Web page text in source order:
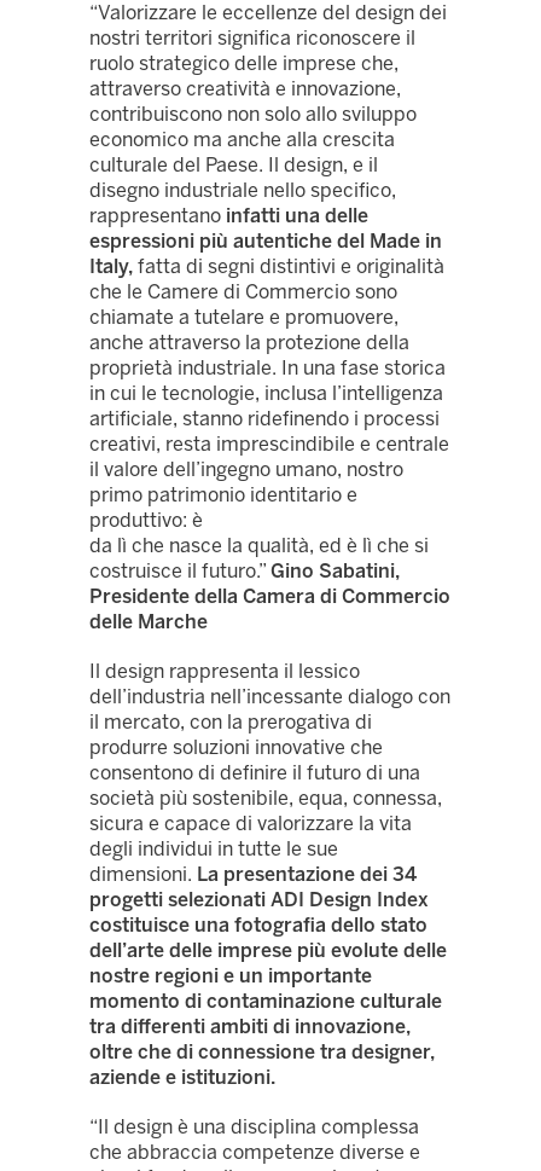
“Valorizzare le eccellenze del design dei
nostri territori significa riconoscere il
ruolo strategico delle imprese che,
attraverso creatività e innovazione,
contribuiscono non solo allo sviluppo
economico ma anche alla crescita
culturale del Paese. Il design, e il
disegno industriale nello specifico,
rappresentano infatti una delle
espressioni più autentiche del Made in
Italy, fatta di segni distintivi e originalità
che le Camere di Commercio sono
chiamate a tutelare e promuovere,
anche attraverso la protezione della
proprietà industriale. In una fase storica
in cui le tecnologie, inclusa l’intelligenza
artificiale, stanno ridefinendo i processi
creativi, resta imprescindibile e centrale
il valore dell’ingegno umano, nostro
primo patrimonio identitario e
produttivo: è
da lì che nasce la qualità, ed è lì che si
costruisce il futuro.” Gino Sabatini,
Presidente della Camera di Commercio
delle Marche
Il design rappresenta il lessico
dell’industria nell’incessante dialogo con
il mercato, con la prerogativa di
produrre soluzioni innovative che
consentono di definire il futuro di una
società più sostenibile, equa, connessa,
sicura e capace di valorizzare la vita
degli individui in tutte le sue
dimensioni. La presentazione dei 34
progetti selezionati ADI Design Index
costituisce una fotografia dello stato
dell’arte delle imprese più evolute delle
nostre regioni e un importante
momento di contaminazione culturale
tra differenti ambiti di innovazione,
oltre che di connessione tra designer,
aziende e istituzioni.
“Il design è una disciplina complessa
che abbraccia competenze diverse e